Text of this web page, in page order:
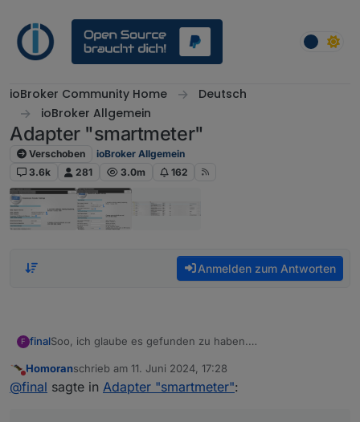
ioBroker Community Home
Deutsch
ioBroker Allgemein
Adapter "smartmeter"
Verschoben
ioBroker Allgemein
3.6k
281 3.0m 162
Anmelden zum Antworten
F finalSoo, ich glaube es gefunden zu haben.
eingerahmte Satz. Und mMn. kann man damit (zumindest
bei meinem Zähler) die Extra Daten freischalten, also
Hier mal noch der Link dorthin:Anleitung PIN mME EWE
Netz
Nicht stören
Homoranschrieb am 11. Juni 2024, 17:28
zuletzt editiert von
@final sagte in Adapter "smartmeter":